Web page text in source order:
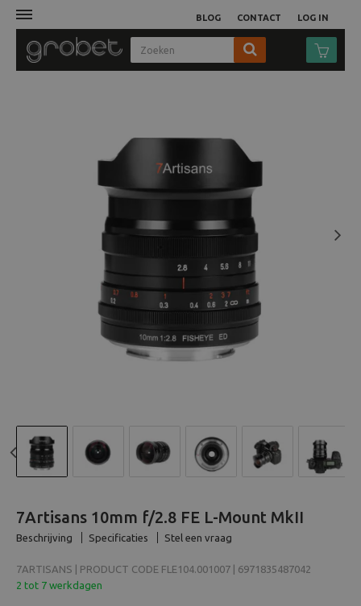
LOG IN
BLOG CONTACT
Analoog
Previous
7Artisans 10mm f/2.8 FE L-Mount MkII
Beschrijving Specificaties Stel een vraag
7ARTISANS | PRODUCT CODE FLE104.001007 | 6971835487042
2 tot 7 werkdagen